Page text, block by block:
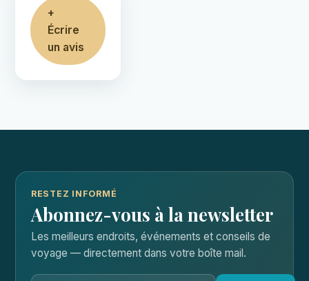
+
Écrire
un avis
RESTEZ INFORMÉ
Abonnez-vous à la newsletter
Les meilleurs endroits, événements et conseils de
voyage — directement dans votre boîte mail.